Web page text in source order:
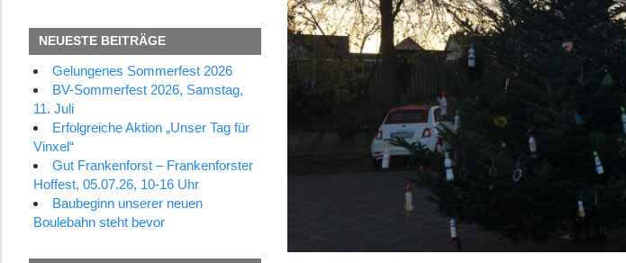
NEUESTE BEITRÄGE
Gelungenes Sommerfest 2026
BV-Sommerfest 2026, Samstag,
11. Juli
Erfolgreiche Aktion „Unser Tag für
Vinxel“
Gut Frankenforst – Frankenforster
Hoffest, 05.07.26, 10-16 Uhr
Baubeginn unserer neuen
Boulebahn steht bevor